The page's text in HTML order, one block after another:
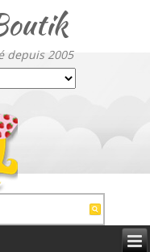
depuis 2005